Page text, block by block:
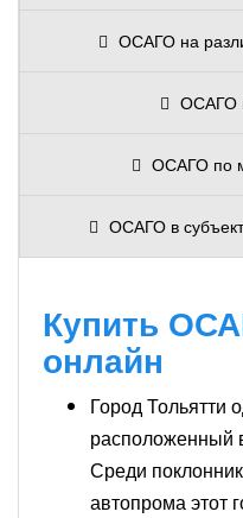
ОСАГО на
ОСАГО
ОСАГО по
ОСАГО в
Купить
онлайн
Город Тольятти
расположенный
Среди
автопрома этот